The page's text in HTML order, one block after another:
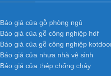
Báo giá cửa gỗ phòng ngủ
Báo giá của gỗ công nghiệp hdf
Báo giá của gỗ công nghiệp
Báo giá cửa nhựa nhà vệ sinh
Báo giá cửa thép chống cháy